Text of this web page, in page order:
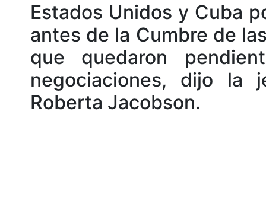
Estados Unidos y Cuba
antes de la Cumbre de
que quedaron
negociaciones, dijo la
Roberta Jacobson.